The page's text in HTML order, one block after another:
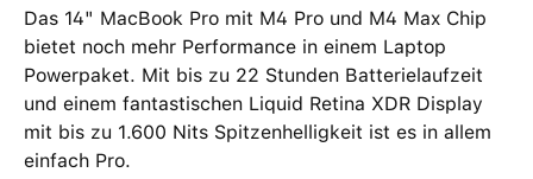
Das 14" MacBook Pro mit M4 Pro und M4 Max Chip
bietet noch mehr Performance in einem Laptop
Powerpaket. Mit bis zu 22 Stunden Batterielaufzeit
und einem fantastischen Liquid Retina XDR Display
mit bis zu 1.600 Nits Spitzenhelligkeit ist es in allem
einfach Pro.